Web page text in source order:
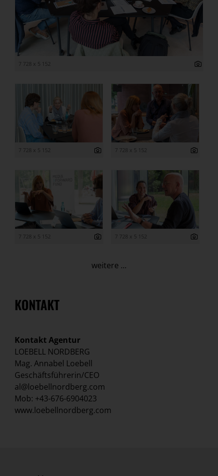
7 728 x 5 152
7 728 x 5 152 7 728 x 5 152
7 728 x 5 152 7 728 x 5 152
weitere ...
KONTAKT
Kontakt Agentur
LOEBELL NORDBERG
Mag. Annabel Loebell
Geschäftsführerin/CEO
al@loebellnordberg.com
Mob: +43-676-6904023
www.loebellnordberg.com